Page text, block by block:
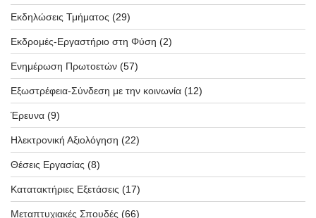
Εκδηλώσεις Τμήματος (29)
Εκδρομές-Εργαστήριο στη Φύση (2)
Ενημέρωση Πρωτοετών (57)
Εξωστρέφεια-Σύνδεση με την κοινωνία (12)
Έρευνα (9)
Ηλεκτρονική Αξιολόγηση (22)
Θέσεις Εργασίας (8)
Κατατακτήριες Εξετάσεις (17)
Μεταπτυχιακές Σπουδές (66)